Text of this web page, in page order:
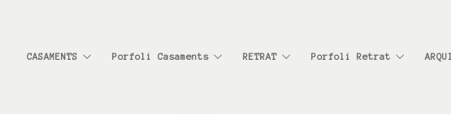
CASAMENTS Porfoli Casaments RETRAT Porfoli Retrat